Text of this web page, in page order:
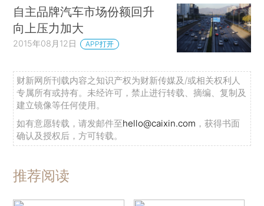
自主品牌汽车市场份额回升
向上压力加大
2015年08月12日 APP打开
财新网所刊载内容之知识产权为财新传媒及/或相关权利人
专属所有或持有。未经许可，禁止进行转载、摘编、复制及
建立镜像等任何使用。
如有意愿转载，请发邮件至hello@caixin.com ，获得书面
确认及授权后，方可转载。
推荐阅读